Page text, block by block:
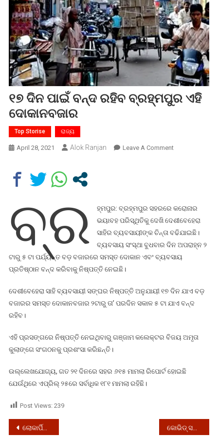
୧୭ ଦିନ ପାଇଁ ବନ୍ଦ ରହିବ ବ୍ରହ୍ମପୁର ଏହି
ଦୋକାନବଜାର
Top Storise ରାଜ୍ୟ
April 28, 2021 Alok Ranjan Leave A CommentOn
ଏହି
ଦୋକାନବଜାର
ବ୍ର
ହ୍ମପୁର: ବ୍ରହ୍ମପୁର ସହରରେ କରୋନାର
ଭୟାବହ ପରିସ୍ଥିତିକୁ ଦେଖି ଦେଶୀବେହେରା
ସାହିର ବ୍ୟବସାୟୀଙ୍କ ଚିନ୍ତା ବଢିଯାଇଛି।
ବ୍ୟବସାୟ ସଂସ୍ଥା ବୁଧବାର ଦିନ ଅପରାହ୍ନ ୨
ଟାରୁ ୫ ଟା ପର୍ଯ୍ୟନ୍ତ ବଡ଼ ବଜାରରେ ସମସ୍ତ ଦୋକାନ ଏବଂ ବ୍ୟବସାୟ
ପ୍ରତିଷ୍ଠାନ ବନ୍ଦ କରିବାକୁ ନିଷ୍ପତ୍ତି ନେଇଛି।
ଦେଶୀବେହେରା ସାହି ବ୍ୟବସାୟୀ ସଙ୍ଘର ନିଷ୍ପତ୍ତି ଅନୁଯାୟୀ ୧୭ ଦିନ ଯାଏ ବଡ଼
ବଜାରର ସମସ୍ତ ଦୋକାନବଜାର ୨ଟାରୁ ତା’ ପରଦିନ ସକାଳ ୫ ଟା ଯାଏ ବନ୍ଦ
ରହିବ।
ଏହି ପ୍ରସଙ୍ଗରେ ନିଷ୍ପତ୍ତି ନେଇଥିବାରୁ ଗଞ୍ଜାମ କଲେକ୍ଟର ବିଜୟ ଅମୃତା
କୁଲାଙ୍ଗେ ସଂଗଠନକୁ ପ୍ରଶଂସା କରିଛନ୍ତି।
ଉଲ୍ଲେଖଯୋଗ୍ୟ, ଗତ ୨୧ ଦିନରେ ସହର ୬୧୫ ମାମଲା ରିପୋର୍ଟ ହୋଇଛି
ଯେଉଁଥିରେ ଏପ୍ରିଲ୍ ୨୫ରେ ସର୍ବାଧିକ ୧୮୧ ମାମଲା ରହିଛି।
Post Views: 239
Post
ଲୋକାର୍ପିତ ହେଲା “ଆମ ଜନଜାତି” ପତ୍ରିକାର ତୃତୀୟ ସଂଖ୍ୟା